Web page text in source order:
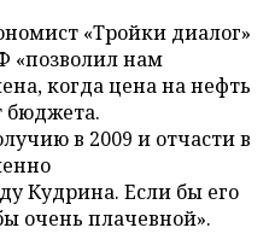
«Тройки диалог»
«позволил нам
когда цена на нефть
бюджета.
в 2009 и отчасти в
Кудрина. Если бы его
очень плачевной».